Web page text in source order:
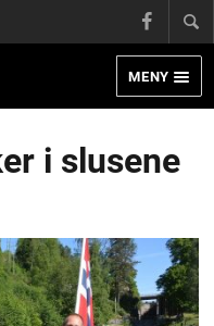
Page
MENY
i slusene